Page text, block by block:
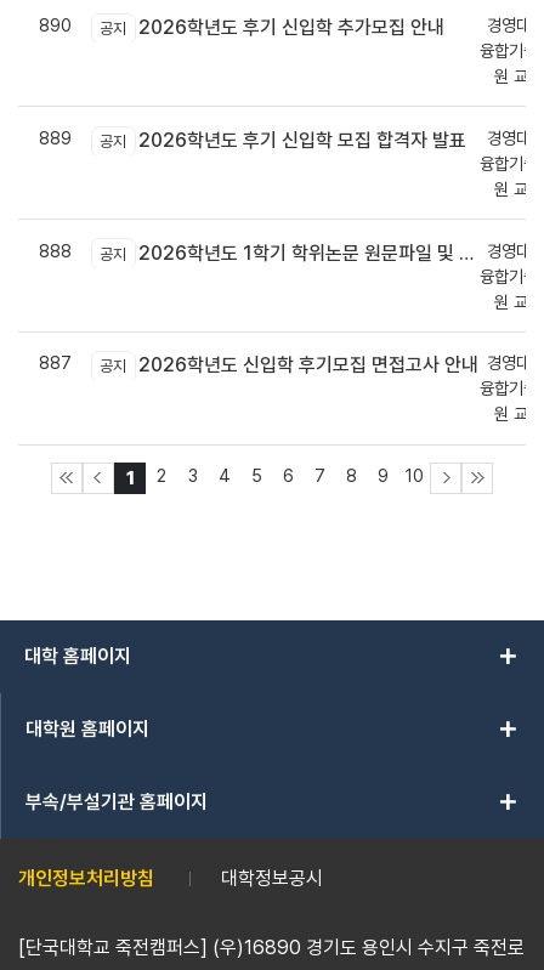
890 공지 2026학년도 후기 신입학 추가모집 안내
경영대
융합기술
원 교
889 공지 2026학년도 후기 신입학 모집 합격자 발표
경영대
융합기술
원 교
888 공지 2026학년도 1학기 학위논문 원문파일 및 인쇄본 제출 안내
경영대
융합기술
원 교
887 공지 2026학년도 신입학 후기모집 면접고사 안내
경영대
융합기술
원 교
1 2 3 4 5 6 7 8 9 10
대학 홈페이지 add
대학원 홈페이지 add
부속/부설기관 홈페이지 add
개인정보처리방침 대학정보공시
[단국대학교 죽전캠퍼스] (우)16890 경기도 용인시 수지구 죽전로